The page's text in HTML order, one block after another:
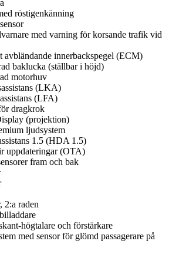
röstigenkänning
med varning för korsande trafik vid
avbländande innerbackspegel (ECM)
baklucka (ställbar i höjd)
motorhuv
(LKA)
(LFA)
dragkrok
(projektion)
ljudsystem
1.5 (HDA 1.5)
uppdateringar (OTA)
fram och bak
2:a raden
högtalare och förstärkare
med sensor för glömd passagerare på